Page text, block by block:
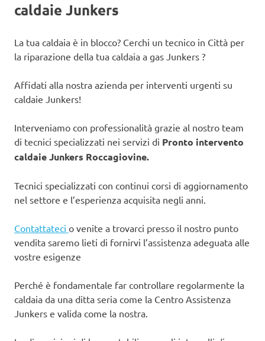
caldaie Junkers
La tua caldaia è in blocco? Cerchi un tecnico in Città per
la riparazione della tua caldaia a gas Junkers ?
Affidati alla nostra azienda per interventi urgenti su
caldaie Junkers!
Interveniamo con professionalità grazie al nostro team
di tecnici specializzati nei servizi di Pronto intervento
caldaie Junkers Roccagiovine.
Tecnici specializzati con continui corsi di aggiornamento
nel settore e l’esperienza acquisita negli anni.
Contattateci o venite a trovarci presso il nostro punto
vendita saremo lieti di fornirvi l’assistenza adeguata alle
vostre esigenze
Perché è fondamentale far controllare regolarmente la
caldaia da una ditta seria come la Centro Assistenza
Junkers e valida come la nostra.